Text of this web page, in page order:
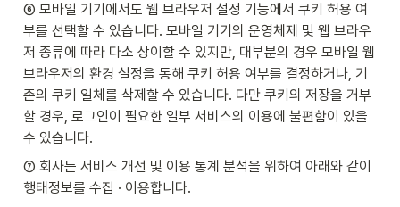
⑥ 모바일 기기에서도 웹 브라우저 설정 기능에서 쿠키 허용 여
부를 선택할 수 있습니다. 모바일 기기의 운영체제 및 웹 브라우
저 종류에 따라 다소 상이할 수 있지만, 대부분의 경우 모바일 웹
브라우저의 환경 설정을 통해 쿠키 허용 여부를 결정하거나, 기
존의 쿠키 일체를 삭제할 수 있습니다. 다만 쿠키의 저장을 거부
할 경우, 로그인이 필요한 일부 서비스의 이용에 불편함이 있을
수 있습니다.
⑦ 회사는 서비스 개선 및 이용 통계 분석을 위하여 아래와 같이
행태정보를 수집 · 이용합니다.